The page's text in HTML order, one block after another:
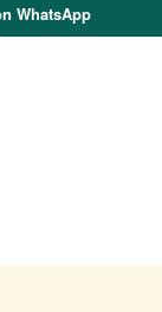
WhatsApp